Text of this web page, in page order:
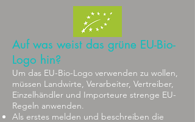
Auf was weist das grüne EU-Bio-
Logo hin?
Um das EU-Bio-Logo verwenden zu wollen,
müssen Landwirte, Verarbeiter, Vertreiber,
Einzelhändler und Importeure strenge EU-
Regeln anwenden.
Als erstes melden und beschreiben die